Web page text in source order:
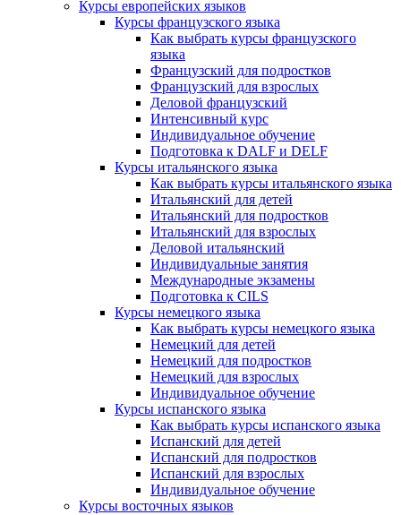
Курсы европейских языков
Курсы французского языка
Как выбрать курсы французского
языка
Французский для подростков
Французский для взрослых
Деловой французский
Интенсивный курс
Индивидуальное обучение
Подготовка к DALF и DELF
Курсы итальянского языка
Как выбрать курсы итальянского языка
Итальянский для детей
Итальянский для подростков
Итальянский для взрослых
Деловой итальянский
Индивидуальные занятия
Международные экзамены
Подготовка к CILS
Курсы немецкого языка
Как выбрать курсы немецкого языка
Немецкий для детей
Немецкий для подростков
Немецкий для взрослых
Индивидуальное обучение
Курсы испанского языка
Как выбрать курсы испанского языка
Испанский для детей
Испанский для подростков
Испанский для взрослых
Индивидуальное обучение
Курсы восточных языков